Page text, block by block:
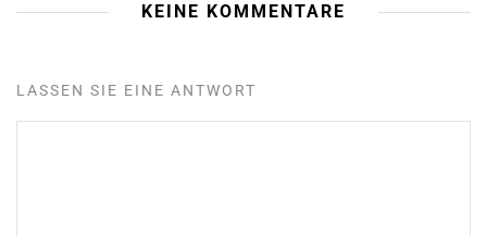
KEINE KOMMENTARE
LASSEN SIE EINE ANTWORT